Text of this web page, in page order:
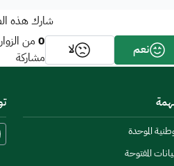
شارك هذه
نعم لا 0من
مشاركة
الموحدة
المفتوحة